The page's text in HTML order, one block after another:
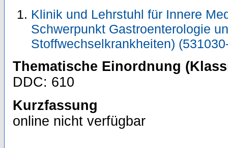
Klinik und Lehrstuhl für Innere
Schwerpunkt Gastroenterologie
Stoffwechselkrankheiten)
Thematische Einordnung
DDC: 610
Kurzfassung
online nicht verfügbar